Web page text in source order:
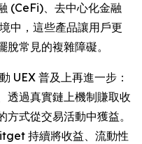
(CeFi)、去中心化金融
中，這些產品讓用戶更
常見的複雜障礙。
UEX 普及上再進一步：
透過真實鏈上機制賺取收
式從交易活動中獲益。
持續將收益、流動性